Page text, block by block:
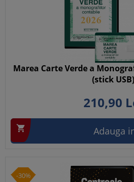
Marea Carte Verde a
(stick USB)
210,90
 Adauga
-30%